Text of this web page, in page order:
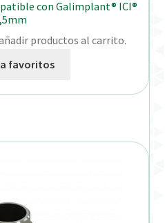
con Galimplant® ICI®
productos al carrito.
favoritos